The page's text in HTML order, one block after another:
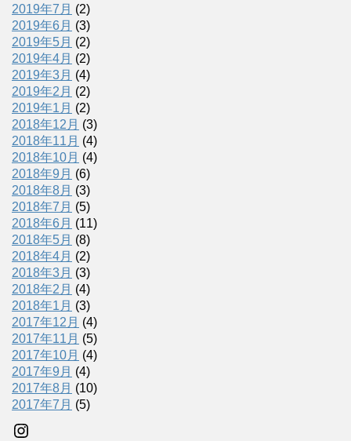
2019年7月 (2)
2019年6月 (3)
2019年5月 (2)
2019年4月 (2)
2019年3月 (4)
2019年2月 (2)
2019年1月 (2)
2018年12月 (3)
2018年11月 (4)
2018年10月 (4)
2018年9月 (6)
2018年8月 (3)
2018年7月 (5)
2018年6月 (11)
2018年5月 (8)
2018年4月 (2)
2018年3月 (3)
2018年2月 (4)
2018年1月 (3)
2017年12月 (4)
2017年11月 (5)
2017年10月 (4)
2017年9月 (4)
2017年8月 (10)
2017年7月 (5)
Instagram